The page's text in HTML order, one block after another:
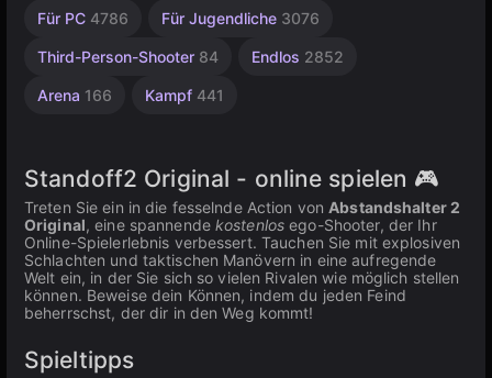
Für PC 4786 Für Jugendliche 3076
Third-Person-Shooter 84 Endlos 2852
Arena 166 Kampf 441
Desktop
Hochwertige
Soldaten
Browser
Unity
3177
Militär/Armee
Standoff2 Original - online spielen 🎮
Treten Sie ein in die fesselnde Action von Abstandshalter 2
Original, eine spannendekostenlos ego-Shooter, der Ihr
Online-Spielerlebnis verbessert. Tauchen Sie mit explosiven
Schlachten und taktischen Manövern in eine aufregende
Welt ein, in der Sie sich so vielen Rivalen wie möglich stellen
können. Beweise dein Können, indem du jeden Feind
beherrschst, der dir in den Weg kommt!
Spieltipps